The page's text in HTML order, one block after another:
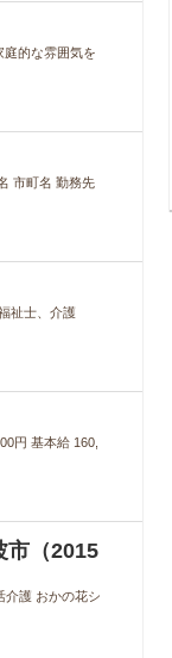
庭的な雰囲気を
市町名 勤務先
祉士、介護
円 基本給 160,
市（2015
介護 おかの花シ